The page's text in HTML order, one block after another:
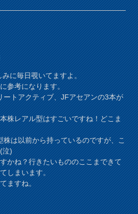
に毎日覗いてますよ。
参考になります。
ートアクティブ、JFアセアンの3本が
株レアル型はすごいですね！どこま
株は以前から持っているのですが、こ
泣)
かね？行きたいもののここまできて
しまいます。
ますね。